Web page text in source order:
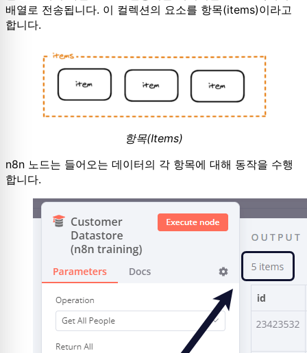
배열로 전송됩니다. 이 컬렉션의 요소를 항목(items)이라고
합니다.
항목(Items)
n8n 노드는 들어오는 데이터의 각 항목에 대해 동작을 수행
합니다.